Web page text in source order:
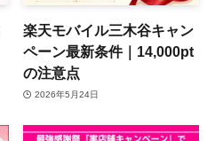
楽天モバイル三木谷キャン
ペーン最新条件｜14,000pt
の注意点
2026年5月24日